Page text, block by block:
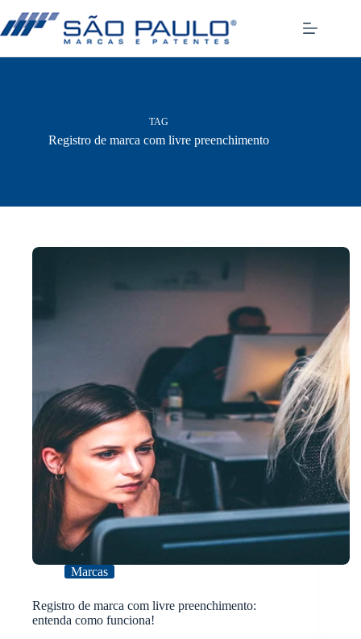
para
o
TAG
Registro de marca com livre preenchimento
Marcas
Registro de marca com livre preenchimento:
entenda como funciona!